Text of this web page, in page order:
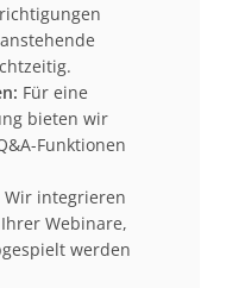
Für eine
bieten wir
Funktionen
Wir integrieren
Webinare,
werden